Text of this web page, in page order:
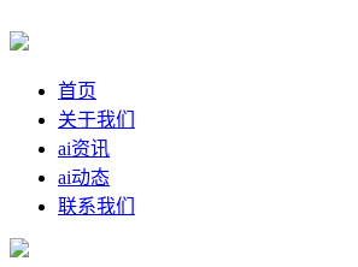
首页
关于我们
ai资讯
ai动态
联系我们